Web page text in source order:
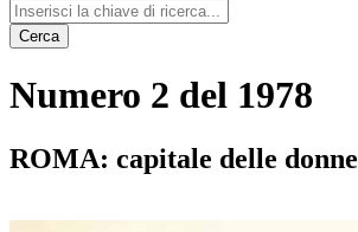
Cerca
Numero 2 del 1978
ROMA: capitale delle donne